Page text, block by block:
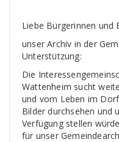
Liebe Bürgerinnen und
unser Archiv in der
Unterstützung:
Die
Wattenheim sucht
und vom Leben im
Bilder durchsehen und
Verfügung stellen
für unser